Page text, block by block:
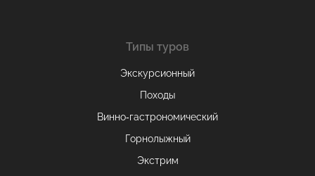
Типы туров
Экскурсионный
Походы
Винно-гастрономический
Горнолыжный
Экстрим